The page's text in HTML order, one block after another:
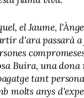
el Jaume,
d'ara passarà
Buira, una
tant
molts anys